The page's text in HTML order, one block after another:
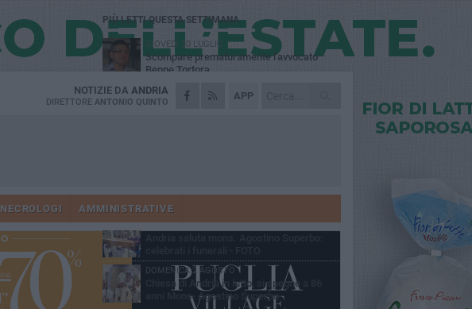
APP
NOTIZIE DA ANDRIA
DIRETTORE ANTONIO QUINTO
NECROLOGI AMMINISTRATIVE
PIÙ LETTI QUESTA SETTIMANA
GIOVEDÌ 30 LUGLIO
Scompare prematuramente l'avvocato
Beppe Tortora
MARTEDÌ 4 AGOSTO
Cattivo odore dall’abitazione, la macabra
"3 vite. 2 impegni. 1 strada": ad Andria
l'evento per ricordare Sandro, Antonio e
MARTEDÌ 4 AGOSTO
DOMENICA 2 AGOSTO
Chiesa di Andria in lutto, si spegne a 86
anni Mons. Agostino Superbo